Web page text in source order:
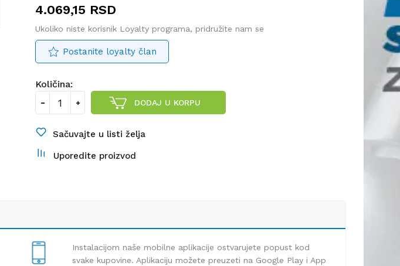
4.069,15 RSD
Ukoliko niste korisnik Loyalty programa, pridružite nam se
Postanite loyalty član
Količina:
DODAJ U KORPU
Sačuvajte u listi želja
Uporedite proizvod
Instalacijom naše mobilne aplikacije ostvarujete popust kod
svake kupovine. Aplikaciju možete preuzeti na Google Play i App